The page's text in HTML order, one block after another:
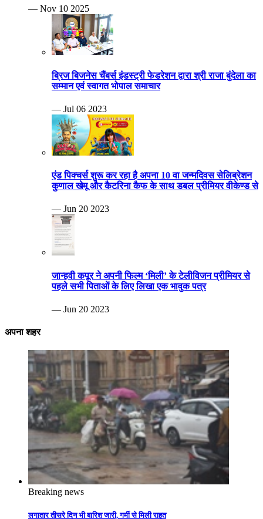
— Nov 10 2025
ब्रिज बिजनेस चैंबर्स इंडस्ट्री फेडरेशन द्वारा श्री राजा बुंदेला का
सम्मान एवं स्वागत भोपाल समाचार
— Jul 06 2023
एंड पिक्चर्स शुरू कर रहा है अपना 10 वा जन्मदिवस सेलिब्रेशन
कुणाल खेमू और कैटरिना कैफ के साथ डबल प्रीमियर वीकेण्ड से
— Jun 20 2023
जान्हवी कपूर ने अपनी फिल्म ‘मिली’ के टेलीविजन प्रीमियर से
पहले सभी पिताओं के लिए लिखा एक भावुक पत्र
— Jun 20 2023
अपना शहर
Breaking news
लगातार तीसरे दिन भी बारिश जारी, गर्मी से मिली राहत